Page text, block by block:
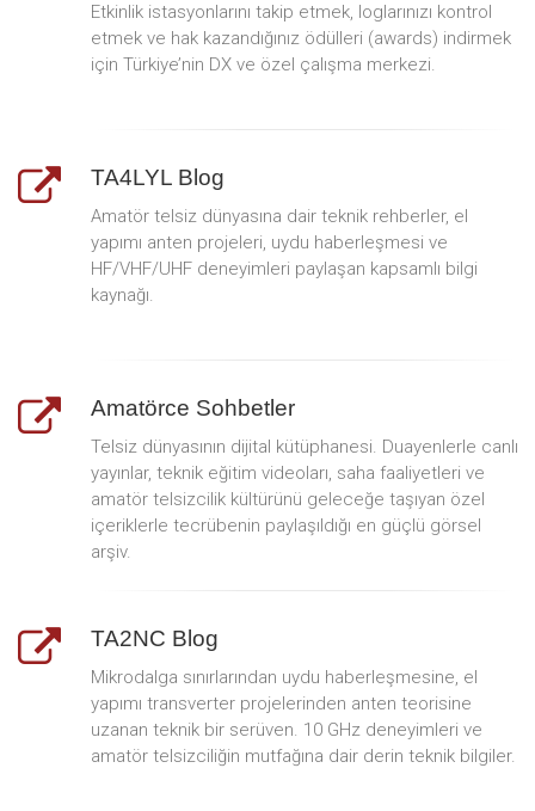
Etkinlik istasyonlarını takip etmek, loglarınızı kontrol
etmek ve hak kazandığınız ödülleri (awards) indirmek
için Türkiye’nin DX ve özel çalışma merkezi.
TA4LYL Blog
Amatör telsiz dünyasına dair teknik rehberler, el
yapımı anten projeleri, uydu haberleşmesi ve
HF/VHF/UHF deneyimleri paylaşan kapsamlı bilgi
kaynağı.
Amatörce Sohbetler
Telsiz dünyasının dijital kütüphanesi. Duayenlerle canlı
yayınlar, teknik eğitim videoları, saha faaliyetleri ve
amatör telsizcilik kültürünü geleceğe taşıyan özel
içeriklerle tecrübenin paylaşıldığı en güçlü görsel
arşiv.
TA2NC Blog
Mikrodalga sınırlarından uydu haberleşmesine, el
yapımı transverter projelerinden anten teorisine
uzanan teknik bir serüven. 10 GHz deneyimleri ve
amatör telsizciliğin mutfağına dair derin teknik bilgiler.